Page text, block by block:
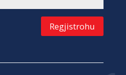
Regjistrohu